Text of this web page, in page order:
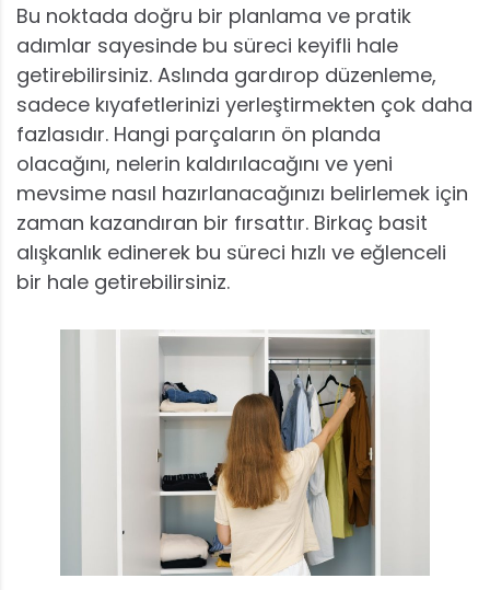
Bu noktada doğru bir planlama ve pratik
adımlar sayesinde bu süreci keyifli hale
getirebilirsiniz. Aslında gardırop düzenleme,
sadece kıyafetlerinizi yerleştirmekten çok daha
fazlasıdır. Hangi parçaların ön planda
olacağını, nelerin kaldırılacağını ve yeni
mevsime nasıl hazırlanacağınızı belirlemek için
zaman kazandıran bir fırsattır. Birkaç basit
alışkanlık edinerek bu süreci hızlı ve eğlenceli
bir hale getirebilirsiniz.